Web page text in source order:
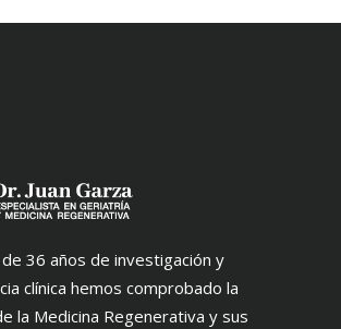
36 años de investigación y
clínica hemos comprobado la
la Medicina Regenerativa y sus